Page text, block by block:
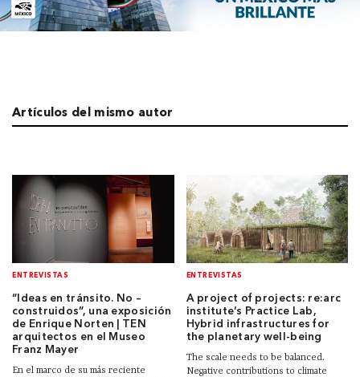
Artículos del mismo autor
ENTREVISTAS
“Ideas en tránsito. No –
construidos”, una exposición
de Enrique Norten | TEN
arquitectos en el Museo
Franz Mayer
En el marco de su más reciente
ENTREVISTAS
A project of projects: re:arc
institute’s Practice Lab,
Hybrid infrastructures for
the planetary well-being
The scale needs to be balanced.
Negative contributions to climate